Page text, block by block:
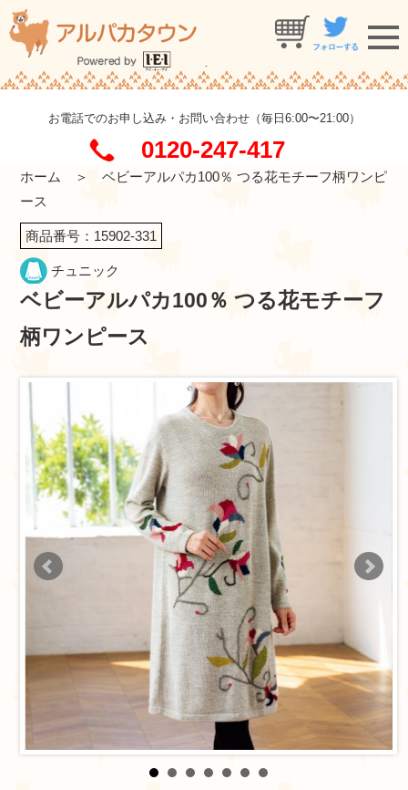
お電話でのお申し込み・お問い合わせ（毎日6:00〜21:00）
0120-247-417
ホーム
＞ ベビーアルパカ100％ つる花モチーフ柄ワンピ
ース
商品番号：15902-331
チュニック
ベビーアルパカ100％ つる花モチーフ
柄ワンピース